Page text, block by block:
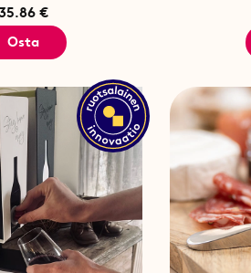
€
Osta